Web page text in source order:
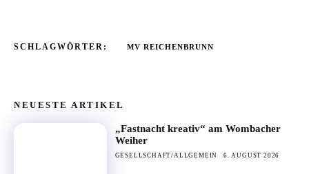
SCHLAGWÖRTER: MV REICHENBRUNN
NEUESTE ARTIKEL
„Fastnacht kreativ“ am Wombacher
Weiher
GESELLSCHAFT/ALLGEMEIN 6. AUGUST 2026